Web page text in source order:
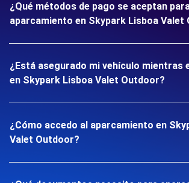
¿Qué métodos de pago se aceptan
aparcamiento en Skypark Lisboa Valet
¿Está asegurado mi vehículo mientras
en Skypark Lisboa Valet Outdoor?
¿Cómo accedo al aparcamiento en
Valet Outdoor?